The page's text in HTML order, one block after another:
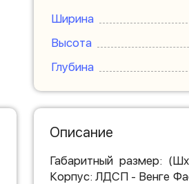
Ширина
Высота
Глубина
Описание
Габаритный размер:
Корпус: ЛДСП - Венге